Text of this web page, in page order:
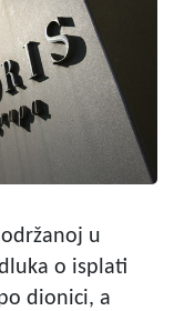
u
o isplati
dionici, a